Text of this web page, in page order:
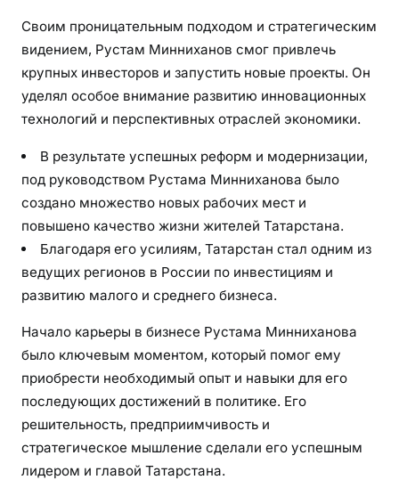
Своим проницательным подходом и стратегическим
видением, Рустам Минниханов смог привлечь
крупных инвесторов и запустить новые проекты. Он
уделял особое внимание развитию инновационных
технологий и перспективных отраслей экономики.
В результате успешных реформ и модернизации,
под руководством Рустама Минниханова было
создано множество новых рабочих мест и
повышено качество жизни жителей Татарстана.
Благодаря его усилиям, Татарстан стал одним из
ведущих регионов в России по инвестициям и
развитию малого и среднего бизнеса.
Начало карьеры в бизнесе Рустама Минниханова
было ключевым моментом, который помог ему
приобрести необходимый опыт и навыки для его
последующих достижений в политике. Его
решительность, предприимчивость и
стратегическое мышление сделали его успешным
лидером и главой Татарстана.